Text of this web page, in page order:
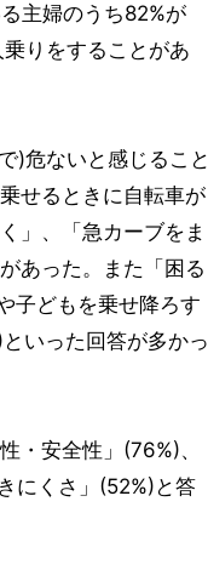
主婦のうち82%が
りをすることがあ
)危ないと感じること
せるときに自転車が
」、「急カーブをま
あった。また「困る
子どもを乗せ降ろす
いった回答が多かっ
・安全性」(76%)、
にくさ」(52%)と答